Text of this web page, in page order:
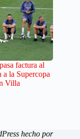
factura al
a la Supercopa
Villa
hecho por